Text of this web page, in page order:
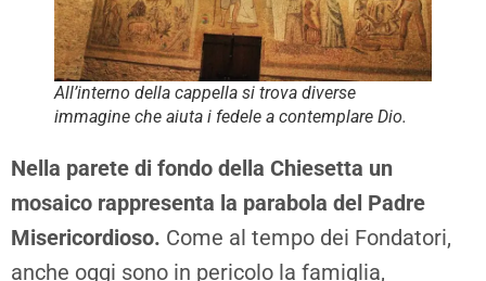
All’interno della cappella si trova diverse
immagine che aiuta i fedele a contemplare Dio.
Nella parete di fondo della Chiesetta un
mosaico rappresenta la parabola del Padre
Misericordioso. Come al tempo dei Fondatori,
anche oggi sono in pericolo la famiglia,